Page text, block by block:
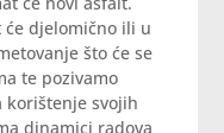
će djelomično ili u
što će se
te pozivamo
korištenje svojih
dinamici radova